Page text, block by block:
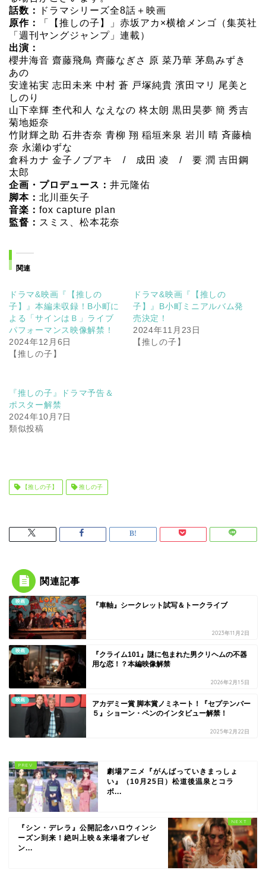
話数：
ドラマシリーズ全8話＋映画
原作：
「【推しの子】」赤坂アカ×横槍メンゴ（集英社
「週刊ヤングジャンプ」連載）
出演：
櫻井海音 齋藤飛鳥 齊藤なぎさ 原 菜乃華 茅島みずき
あの
安達祐実 志田未来 中村 蒼 戸塚純貴 濱田マリ 尾美と
しのり
山下幸輝 杢代和人 なえなの 柊太朗 黒田昊夢 簡 秀吉
菊地姫奈
竹財輝之助 石井杏奈 青柳 翔 稲垣来泉 岩川 晴 斉藤柚
奈 永瀬ゆずな
倉科カナ 金子ノブアキ / 成田 凌 / 要 潤 吉田鋼
太郎
企画・プロデュース： 井元隆佑
脚本： 北川亜矢子
音楽： fox capture plan
監督： スミス、松本花奈
関連
ドラマ&映画『【推しの
子】』本編未収録！B小町に
よる「サインはＢ」ライブ
パフォーマンス映像解禁！
2024年12月6日
【推しの子】
ドラマ&映画『【推しの
子】』B小町ミニアルバム発
売決定！
2024年11月23日
【推しの子】
『推しの子』ドラマ予告＆
ポスター解禁
2024年10月7日
類似投稿
【推しの子】 推しの子
関連記事
映画 『車軸』シークレット試写＆トークライブ
2023年11月2日
映画
『クライム101』謎に包まれた男クリヘムの不器
用な恋！？本編映像解禁
2026年2月15日
映画
アカデミー賞 脚本賞ノミネート！『セプテンバー
５』ショーン・ペンのインタビュー解禁！
2025年2月22日
劇場アニメ『がんばっていきまっしょ
い』（10月25日）松道後温泉とコラ
ボ...
『シン・デレラ』公開記念ハロウィンシ
ーズン到来！絶叫上映＆来場者プレゼ
ン...